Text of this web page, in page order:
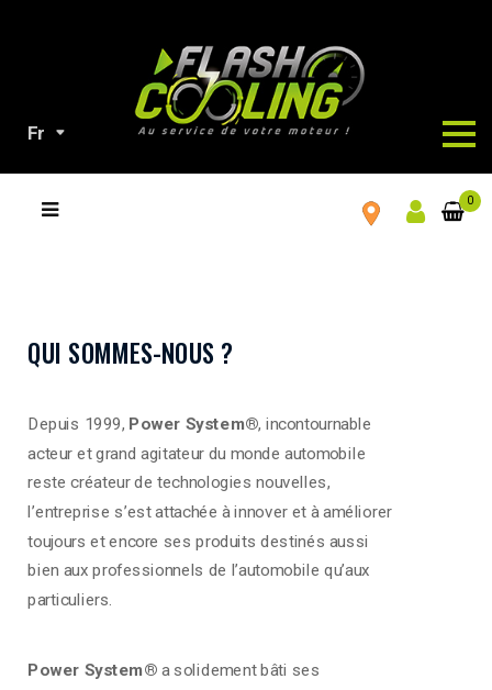
Fr
0
QUI SOMMES-NOUS ?
Depuis 1999, Power System®, incontournable
acteur et grand agitateur du monde automobile
reste créateur de technologies nouvelles,
l’entreprise s’est attachée à innover et à améliorer
toujours et encore ses produits destinés aussi
bien aux professionnels de l’automobile qu’aux
particuliers.
Power System® a solidement bâti ses